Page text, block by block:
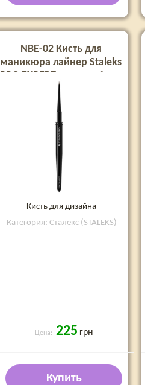
NBE-02 Кисть для
маникюра лайнер Staleks
PRO EXPERT ширина 1 мм
длина 5 мм
Кисть для дизайна
Категория: Сталекс (STALEKS)
Цена: 225 грн
Купить